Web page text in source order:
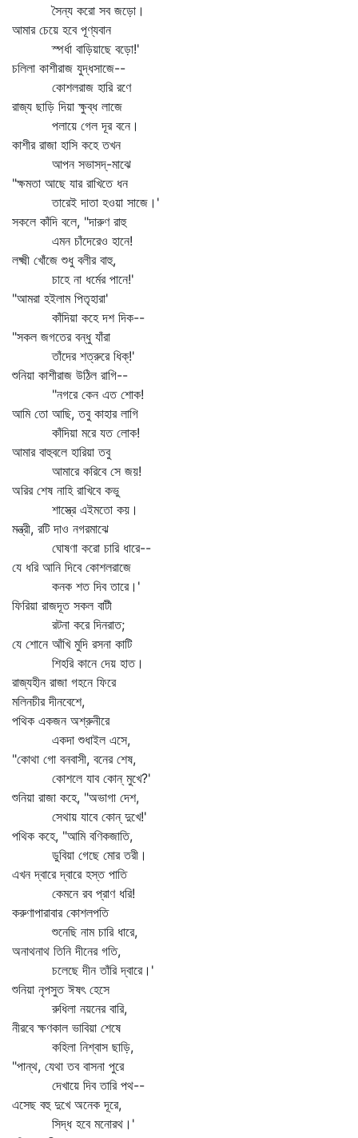
সৈন্য করো সব জড়ো।
আমার চেয়ে হবে পূণ্যবান
স্পর্ধা বাড়িয়াছে বড়ো!'
চলিলা কাশীরাজ যুদ্ধসাজে--
কোশলরাজ হারি রণে
রাজ্য ছাড়ি দিয়া ক্ষুব্ধ লাজে
পলায়ে গেল দূর বনে।
কাশীর রাজা হাসি কহে তখন
আপন সভাসদ্‌-মাঝে
"ক্ষমতা আছে যার রাখিতে ধন
তারেই দাতা হওয়া সাজে।'
সকলে কাঁদি বলে, "দারুণ রাহু
এমন চাঁদেরেও হানে!
লক্ষ্মী খোঁজে শুধু বলীর বাহু,
চাহে না ধর্মের পানে!'
"আমরা হইলাম পিতৃহারা'
কাঁদিয়া কহে দশ দিক--
"সকল জগতের বন্ধু যাঁরা
তাঁদের শত্রুরে ধিক্‌!'
শুনিয়া কাশীরাজ উঠিল রাগি--
"নগরে কেন এত শোক!
আমি তো আছি, তবু কাহার লাগি
কাঁদিয়া মরে যত লোক!
আমার বাহুবলে হারিয়া তবু
আমারে করিবে সে জয়!
অরির শেষ নাহি রাখিবে কভু
শাস্ত্রে এইমতো কয়।
মন্ত্রী, রটি দাও নগরমাঝে
ঘোষণা করো চারি ধারে--
যে ধরি আনি দিবে কোশলরাজে
কনক শত দিব তারে।'
ফিরিয়া রাজদূত সকল বাটী
রটনা করে দিনরাত;
যে শোনে আঁখি মুদি রসনা কাটি
শিহরি কানে দেয় হাত।
রাজ্যহীন রাজা গহনে ফিরে
মলিনচীর দীনবেশে,
পথিক একজন অশ্রুনীরে
একদা শুধাইল এসে,
"কোথা গো বনবাসী, বনের শেষ,
কোশলে যাব কোন্‌ মুখে?'
শুনিয়া রাজা কহে, "অভাগা দেশ,
সেথায় যাবে কোন্‌ দুখে!'
পথিক কহে, "আমি বণিকজাতি,
ডুবিয়া গেছে মোর তরী।
এখন দ্বারে দ্বারে হস্ত পাতি
কেমনে রব প্রাণ ধরি!
করুণাপারাবার কোশলপতি
শুনেছি নাম চারি ধারে,
অনাথনাথ তিনি দীনের গতি,
চলেছে দীন তাঁরি দ্বারে।'
শুনিয়া নৃপসুত ঈষৎ হেসে
রুধিলা নয়নের বারি,
নীরবে ক্ষণকাল ভাবিয়া শেষে
কহিলা নিশ্বাস ছাড়ি,
"পান্থ, যেথা তব বাসনা পুরে
দেখায়ে দিব তারি পথ--
এসেছ বহু দুখে অনেক দূরে,
সিদ্ধ হবে মনোরথ।'